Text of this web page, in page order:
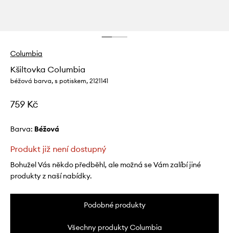
Columbia
Kšiltovka Columbia
béžová barva, s potiskem, 2121141
759 Kč
Barva: béžová
Produkt již není dostupný
Bohužel Vás někdo předběhl, ale možná se Vám zalíbí jiné
produkty z naší nabídky.
Podobné produkty
Všechny produkty Columbia